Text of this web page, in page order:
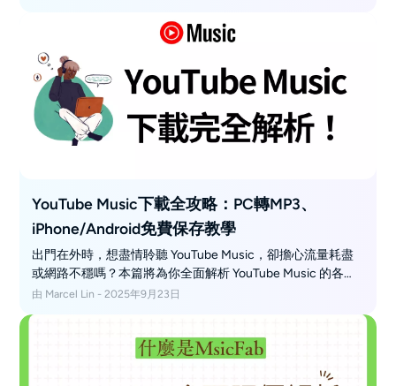
YouTube Music下載全攻略：PC轉MP3、
iPhone/Android免費保存教學
出門在外時，想盡情聆聽 YouTube Music，卻擔心流量耗盡
或網路不穩嗎？本篇將為你全面解析 YouTube Music 的各種
下載方法，包含官方的 YouTube Premium 下載教學，以及多
為 MP3、MP4 等格式，隨時隨地離線享受高音質音樂。 此
由 Marcel Lin - 2025年9月23日